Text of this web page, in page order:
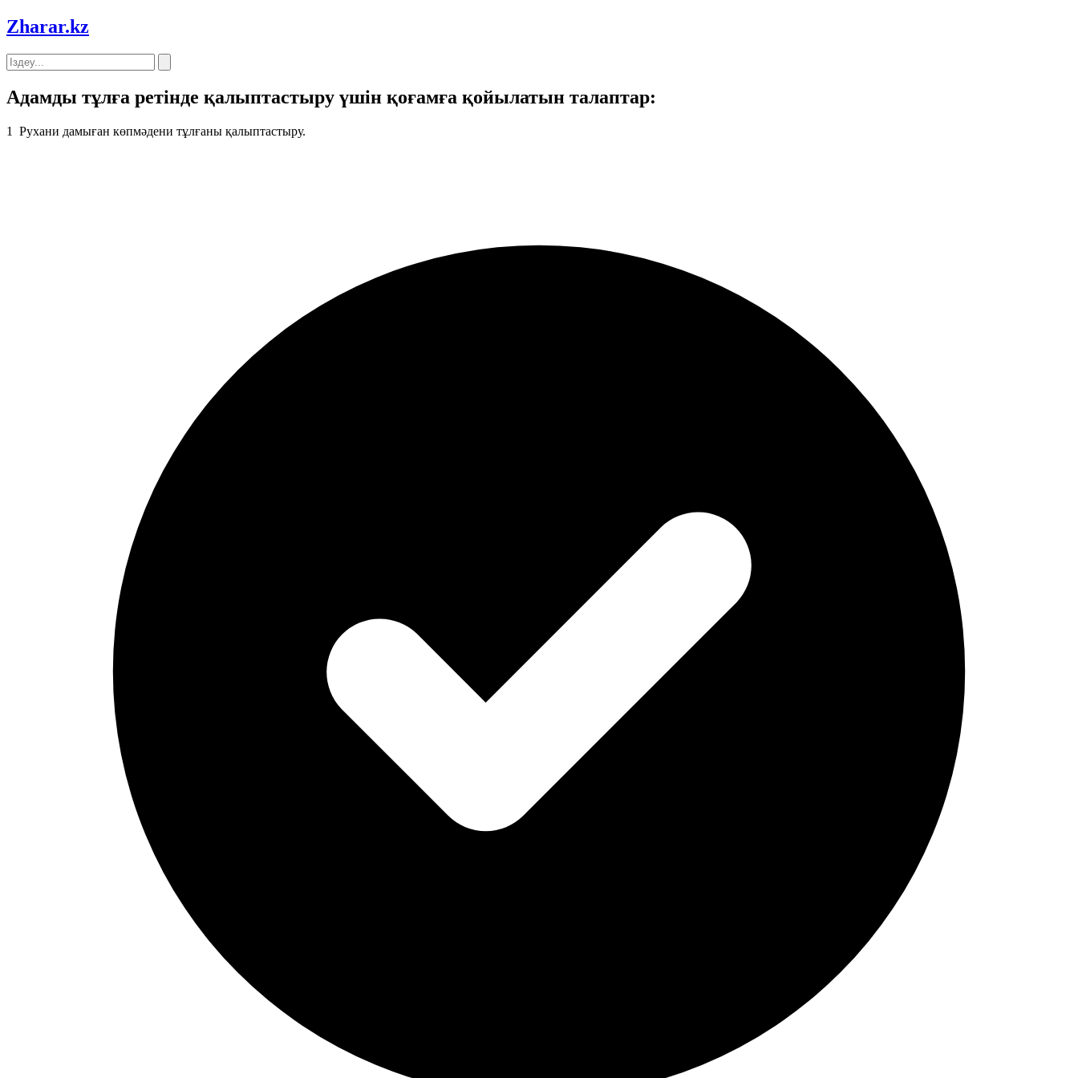
Zharar.kz
Адамды тұлға ретінде қалыптастыру үшін қоғамға қойылатын талаптар:
1 Рухани дамыған көпмәдени тұлғаны қалыптастыру.